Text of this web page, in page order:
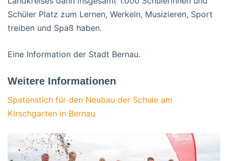
Schüler Platz zum Lernen, Werkeln, Musizieren, Sport
treiben und Spaß haben.
Eine Information der Stadt Bernau.
Weitere Informationen
Spatenstich für den Neubau der Schule am
Kirschgarten in Bernau